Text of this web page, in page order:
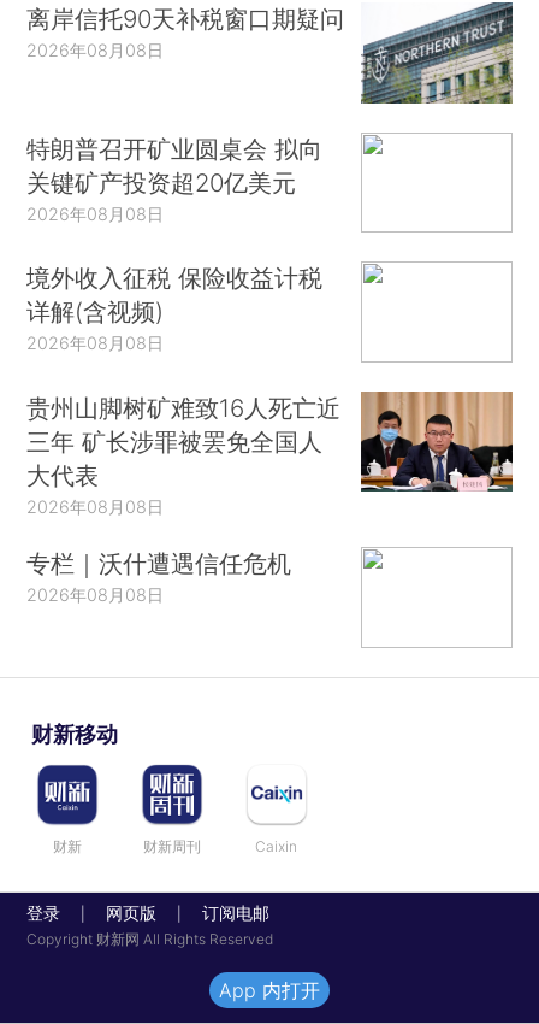
离岸信托90天补税窗口期疑问
2026年08月08日
特朗普召开矿业圆桌会 拟向
关键矿产投资超20亿美元
2026年08月08日
境外收入征税 保险收益计税
详解(含视频)
2026年08月08日
贵州山脚树矿难致16人死亡近
三年 矿长涉罪被罢免全国人
大代表
2026年08月08日
专栏｜沃什遭遇信任危机
2026年08月08日
财新移动
财新 财新周刊 Caixin
登录 网页版 订阅电邮
Copyright 财新网 All Rights Reserved
App 内打开